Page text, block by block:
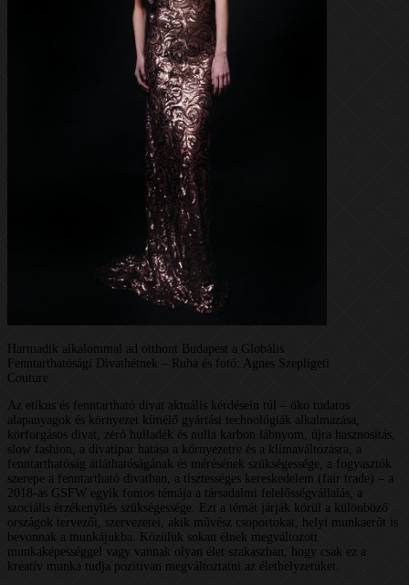
Harmadik alkalommal ad otthont Budapest a Globális
Fenntarthatósági Divathétnek – Ruha és fotó: Agnes Szepligeti
Couture
Az etikus és fenntartható divat aktuális kérdésein túl – öko tudatos
alapanyagok és környezet kímélő gyártási technológiák alkalmazása,
körforgásos divat, zéró hulladék és nulla karbon lábnyom, újra hasznosítás,
slow fashion, a divatipar hatása a környezetre és a klímaváltozásra, a
fenntarthatóság átláthatóságának és mérésének szükségessége, a fogyasztók
szerepe a fenntartható divatban, a tisztességes kereskedelem (fair trade) – a
2018-as GSFW egyik fontos témája a társadalmi felelősségvállalás, a
szociális érzékenyítés szükségessége. Ezt a témát járják körül a különböző
országok tervezői, szervezetei, akik művész csoportokat, helyi munkaerőt is
bevonnak a munkájukba. Közülük sokan élnek megváltozott
munkaképességgel vagy vannak olyan élet szakaszban, hogy csak ez a
kreatív munka tudja pozitívan megváltoztatni az élethelyzetüket.